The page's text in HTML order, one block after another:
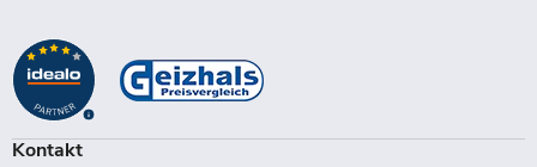
auf
Facebook
auf
Instagram
auf
LinkedIn
auf
TikTokTwitch
Kontakt